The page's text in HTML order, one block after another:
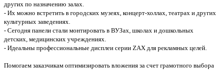
других по назначению залах.
- Их можно встретить в городских музеях, концерт-холлах, театрах и других
культурных заведениях.
- Сегодня панели стали монтировать в ВУЗах, школах и дошкольных
детских, медицинских учреждениях.
- Идеальны профессиональные дисплеи серии ZAX для рекламных целей.
Помогаем заказчикам оптимизировать вложения за счет грамотного выбора